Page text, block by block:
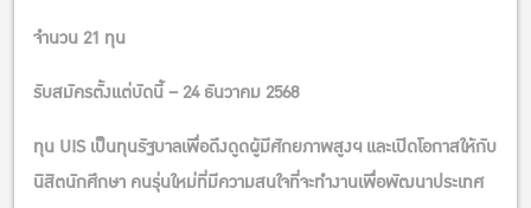
จํานวน 21 ทุน
รับสมัครตั้งแต่บัดนี้ – 24 ธันวาคม 2568
ทุน UIS เป็นทุนรัฐบาลเพื่อดึงดูดผู้มีศักยภาพสูงฯ และเปิดโอกาสให้กับ
นิสิตนักศึกษา คนรุ่นใหม่ที่มีความสนใจที่จะทำงานเพื่อพัฒนาประเทศ